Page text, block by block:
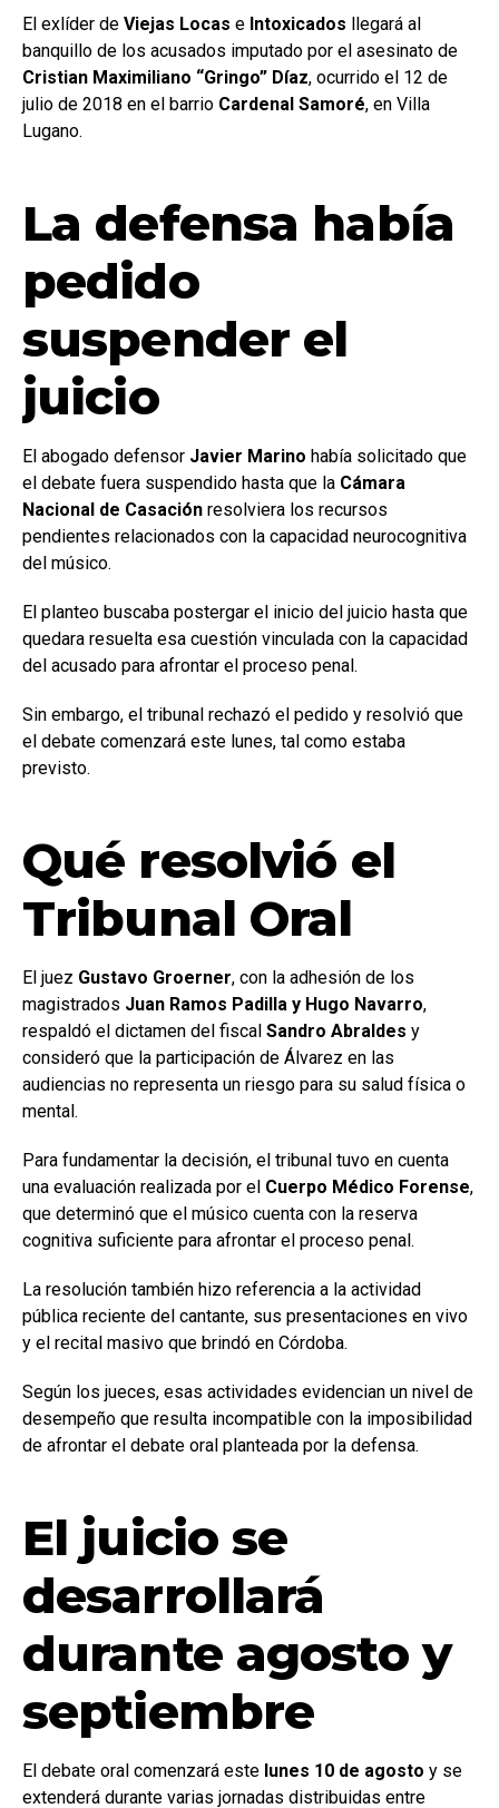
El exlíder de Viejas Locas e Intoxicados llegará al
banquillo de los acusados imputado por el asesinato de
Cristian Maximiliano “Gringo” Díaz, ocurrido el 12 de
julio de 2018 en el barrio Cardenal Samoré, en Villa
Lugano.
La defensa había
pedido
suspender el
juicio
El abogado defensor Javier Marino había solicitado que
el debate fuera suspendido hasta que la Cámara
Nacional de Casación resolviera los recursos
pendientes relacionados con la capacidad neurocognitiva
del músico.
El planteo buscaba postergar el inicio del juicio hasta que
quedara resuelta esa cuestión vinculada con la capacidad
del acusado para afrontar el proceso penal.
Sin embargo, el tribunal rechazó el pedido y resolvió que
el debate comenzará este lunes, tal como estaba
previsto.
Qué resolvió el
Tribunal Oral
El juez Gustavo Groerner, con la adhesión de los
magistrados Juan Ramos Padilla y Hugo Navarro,
respaldó el dictamen del fiscal Sandro Abraldes y
consideró que la participación de Álvarez en las
audiencias no representa un riesgo para su salud física o
mental.
Para fundamentar la decisión, el tribunal tuvo en cuenta
una evaluación realizada por el Cuerpo Médico Forense,
que determinó que el músico cuenta con la reserva
cognitiva suficiente para afrontar el proceso penal.
La resolución también hizo referencia a la actividad
pública reciente del cantante, sus presentaciones en vivo
y el recital masivo que brindó en Córdoba.
Según los jueces, esas actividades evidencian un nivel de
desempeño que resulta incompatible con la imposibilidad
de afrontar el debate oral planteada por la defensa.
El juicio se
desarrollará
durante agosto y
septiembre
El debate oral comenzará este lunes 10 de agosto y se
extenderá durante varias jornadas distribuidas entre